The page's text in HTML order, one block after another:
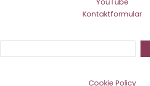
Kontaktformular
Cookie Policy